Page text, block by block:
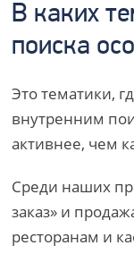
В каких
поиска
Это тематики,
внутренним
активнее, чем
Среди наших
заказ» и
ресторанам и